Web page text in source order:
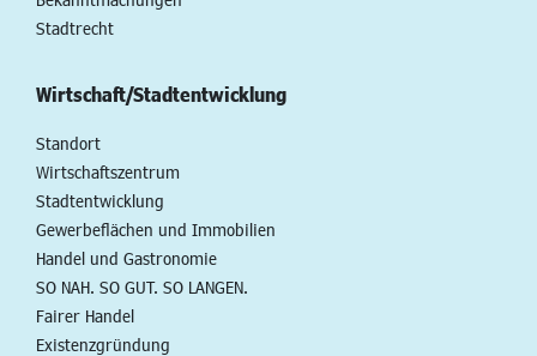
Stadtrecht
Wirtschaft/Stadtentwicklung
Standort
Wirtschaftszentrum
Stadtentwicklung
Gewerbeflächen und Immobilien
Handel und Gastronomie
SO NAH. SO GUT. SO LANGEN.
Fairer Handel
Existenzgründung